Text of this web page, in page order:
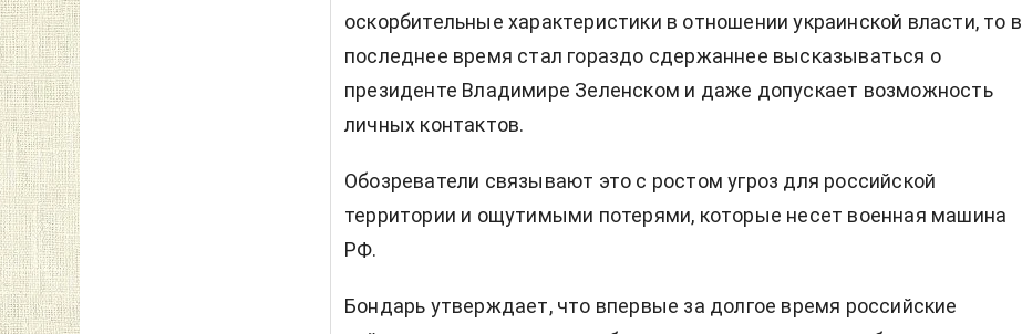
оскорбительные характеристики в отношении украинской власти, то в
последнее время стал гораздо сдержаннее высказываться о
президенте Владимире Зеленском и даже допускает возможность
личных контактов.
Обозреватели связывают это с ростом угроз для российской
территории и ощутимыми потерями, которые несет военная машина
РФ.
Бондарь утверждает, что впервые за долгое время российские